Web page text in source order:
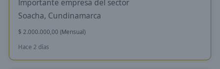
Importante empresa del sector
Soacha, Cundinamarca
$ 2.000.000,00 (Mensual)
Hace 2 días